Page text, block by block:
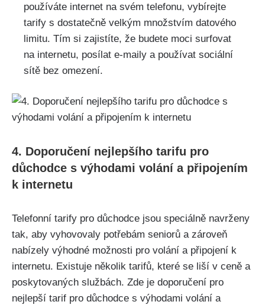
používáte internet na svém telefonu, vybírejte
tarify s dostatečně velkým množstvím datového
limitu. Tím si zajistíte, že budete moci surfovat
na internetu, posílat e-maily a používat sociální
sítě bez omezení.
4. Doporučení nejlepšího tarifu pro
důchodce s výhodami volání a připojením
k internetu
Telefonní tarify pro důchodce jsou speciálně navrženy
tak, aby vyhovovaly potřebám seniorů a zároveň
nabízely výhodné možnosti pro volání a připojení k
internetu. Existuje několik tarifů, které se liší v ceně a
poskytovaných službách. Zde je doporučení pro
nejlepší tarif pro důchodce s výhodami volání a